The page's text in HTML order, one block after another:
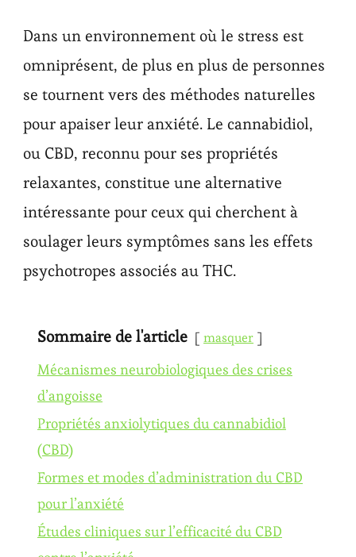
Dans un environnement où le stress est
omniprésent, de plus en plus de personnes
se tournent vers des méthodes naturelles
pour apaiser leur anxiété. Le cannabidiol,
ou CBD, reconnu pour ses propriétés
relaxantes, constitue une alternative
intéressante pour ceux qui cherchent à
soulager leurs symptômes sans les effets
psychotropes associés au THC.
Sommaire de l'article masquer
Mécanismes neurobiologiques des crises
d’angoisse
Propriétés anxiolytiques du cannabidiol
(CBD)
Formes et modes d’administration du CBD
pour l’anxiété
Études cliniques sur l’efficacité du CBD